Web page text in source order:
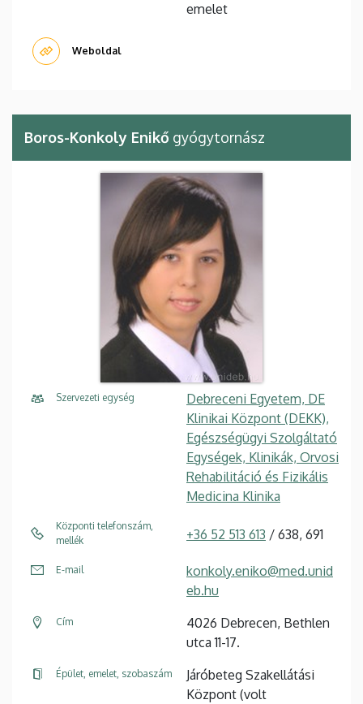
emelet
Weboldal
Boros-Konkoly Enikő gyógytornász
Szervezeti egység
Debreceni Egyetem, DE
Klinikai Központ (DEKK),
Egészségügyi Szolgáltató
Egységek, Klinikák, Orvosi
Rehabilitáció és Fizikális
Medicina Klinika
Központi telefonszám,
mellék
+36 52 513 613 / 638, 691
E-mail
konkoly.eniko@med.unid
eb.hu
Cím
4026 Debrecen, Bethlen
utca 11-17.
Épület, emelet, szobaszám
Járóbeteg Szakellátási
Központ (volt